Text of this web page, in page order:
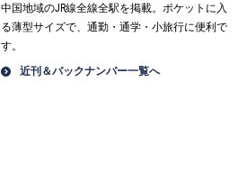
中国地域のJR線全線全駅を掲載。ポケットに入
る薄型サイズで、通勤・通学・小旅行に便利で
す。
近刊＆バックナンバー一覧へ